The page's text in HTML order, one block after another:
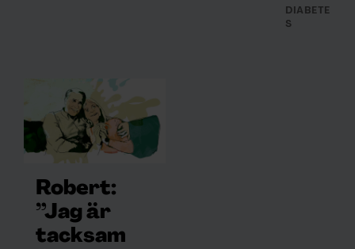
DIABETE
S
Robert:
”Jag är
tacksam